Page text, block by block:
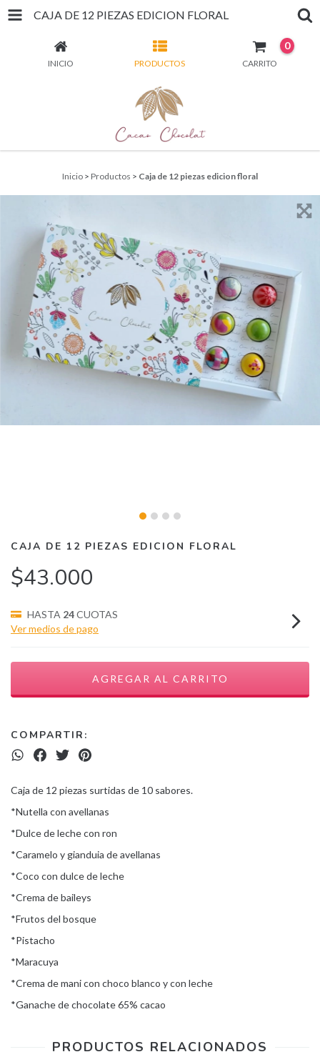
CAJA DE 12 PIEZAS EDICION FLORAL
INICIO PRODUCTOS CARRITO
0
Inicio > Productos > Caja de 12 piezas edicion floral
CAJA DE 12 PIEZAS EDICION FLORAL
$43.000
HASTA 24CUOTAS
Ver medios de pago
COMPARTIR:
Caja de 12 piezas surtidas de 10 sabores.
*Nutella con avellanas
*Dulce de leche con ron
*Caramelo y gianduia de avellanas
*Coco con dulce de leche
*Crema de baileys
*Frutos del bosque
*Pistacho
*Maracuya
*Crema de mani con choco blanco y con leche
*Ganache de chocolate 65% cacao
PRODUCTOS RELACIONADOS